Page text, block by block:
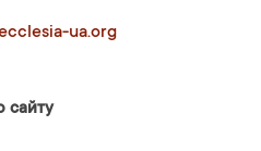
ua.org
сайту